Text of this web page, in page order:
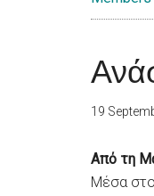
Islands
19
Από τη
Μέσα